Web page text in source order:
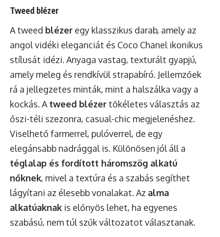
Tweed blézer
A tweed blézer egy klasszikus darab, amely az
angol vidéki eleganciát és Coco Chanel ikonikus
stílusát idézi. Anyaga vastag, texturált gyapjú,
amely meleg és rendkívül strapabíró. Jellemzőek
rá a jellegzetes minták, mint a halszálka vagy a
kockás. A tweed blézer tökéletes választás az
őszi-téli szezonra, casual-chic megjelenéshez.
Viselhető farmerrel, pulóverrel, de egy
elegánsabb nadrággal is. Különösen jól áll a
téglalap és fordított háromszög alkatú
nőknek, mivel a textúra és a szabás segíthet
lágyítani az élesebb vonalakat. Az alma
alkatúaknak is előnyös lehet, ha egyenes
szabású, nem túl szűk változatot választanak.